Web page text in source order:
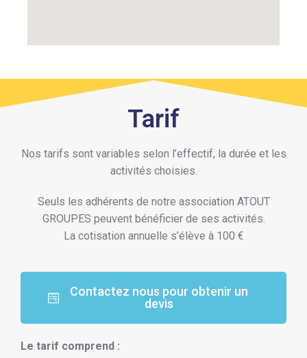
Tarif
Nos tarifs sont variables selon l’effectif, la durée et les
activités choisies.
Seuls les adhérents de notre association ATOUT
GROUPES peuvent bénéficier de ses activités.
La cotisation annuelle s’élève à 100 €
Contactez nous pour obtenir un
devis
Le tarif comprend :